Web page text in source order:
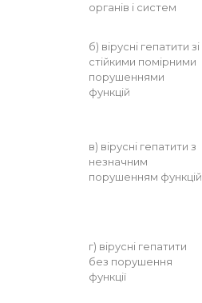
органів і систем
б) вірусні гепатити зі
стійкими помірними
порушеннями
функцій
в) вірусні гепатити з
незначним
порушенням функцій
г) вірусні гепатити
без порушення
функції